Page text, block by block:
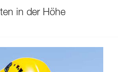
in der Höhe